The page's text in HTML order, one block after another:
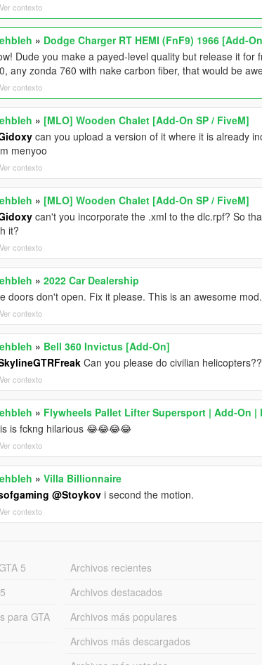
Ver contexto
» Dodge Charger RT HEMI (FnF9) 1966 [Add-
Dude you make a payed-level quality but release it
any zonda 760 with nake carbon fiber, that would be
Ver contexto
» [MLO] Wooden Chalet [Add-On SP / FiveM]
can you upload a version of it where it is already
menyoo
Ver contexto
» [MLO] Wooden Chalet [Add-On SP / FiveM]
can't you incorporate the .xml to the dlc.rpf? So
it?
Ver contexto
»2022 Car Dealership
doors don't open. Fix it please. This is an awesome mod.
Ver contexto
» Bell 360 Invictus [Add-On]
Can you please do civilian
Ver contexto
» Flywheels Pallet Lifter Supersport | Add-On |
is fckng hilarious 😂😂😂😂
Ver contexto
»Villa Billionnaire
@Stoykov i second the motion.
Ver contexto
5
para GTA
Archivos recientes
Archivos destacados
Archivos más populares
Archivos más descargados